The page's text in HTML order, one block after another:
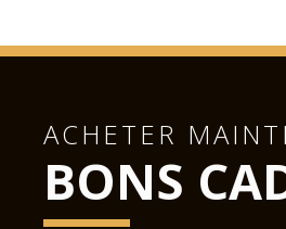
ACHETER
BONS